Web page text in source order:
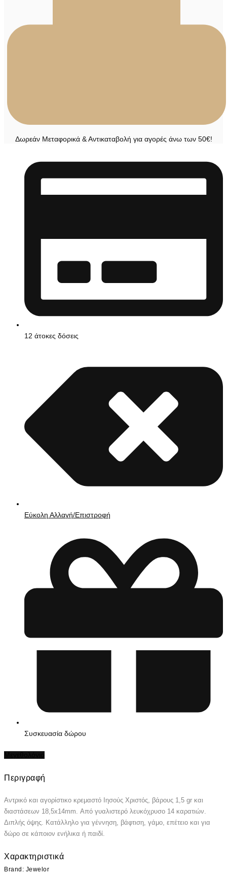
Δωρεάν Μεταφορικά & Αντικαταβολή για αγορές άνω των 50€!
12 άτοκες δόσεις
Εύκολη Αλλαγή/Επιστροφή
Συσκευασία δώρου
Περιγραφή
Αντρικό και αγορίστικο κρεμαστό Ιησούς Χριστός, βάρους 1,5 gr και
διαστάσεων 18,5x14mm. Από γυαλιστερό λευκόχρυσο 14 καρατιών.
Διπλής όψης. Κατάλληλο για γέννηση, βάφτιση, γάμο, επέτειο και για
δώρο σε κάποιον ενήλικα ή παιδί.
Χαρακτηριστικά
Brand: Jewelor